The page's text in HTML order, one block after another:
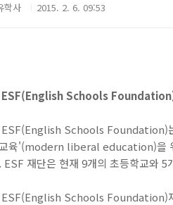
학사 2015. 2. 6. 09:53
ESF(English Schools
Schools Foundation)는
육'(modern liberal education)을 위
ESF 재단은 현재 9개의 초등학교와
Schools Foundation)